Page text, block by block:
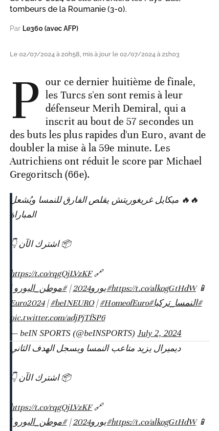
tombeurs de la Roumanie (3-0).
Par Le360 (avec AFP)
Le 02/07/2024 à 20h58, mis à jour le 02/07/2024 à 21h03
P our ce dernier huitième de finale,
les Turcs s'en sont remis à leur
défenseur Merih Demiral, qui a
inscrit au bout de 57 secondes un
des buts les plus rapides d'un Euro, avant de
doubler la mise à la 59e minute. Les
Autrichiens ont réduit le score par Michael
Gregoritsch (66e).
🔥🔥 ميكايل غريغوريتش يقلص الفارق للنمسا ويُشعل
المباراة
📦 اشترك الآن 👇
🔗
https://t.co/rqgQjLVzKF
📱
https://t.co/alkogGtHdW#يورو2024 |#موطن_اليورو|
#النمسا_تركيا#Euro2024
|#beINEURO|#HomeofEuro
pic.twitter.com/adjPjTfSP6
— beIN SPORTS (@beINSPORTS) July 2, 2024
ديميرال يزيد متاعب النمسا ويسجل الهدف الثاني
📦 اشترك الآن 👇
🔗
https://t.co/rqgQjLVzKF
📱
https://t.co/alkogGtHdW#يورو2024 |#موطن_اليورو|